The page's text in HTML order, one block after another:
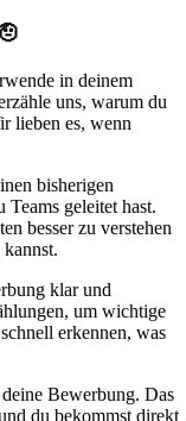
in deinem
uns, warum du
lieben es, wenn
bisherigen
geleitet hast.
besser zu verstehen
klar und
um wichtige
erkennen, was
Bewerbung. Das
du bekommst direkt